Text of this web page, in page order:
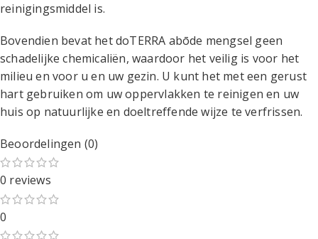
reinigingsmiddel is.
Bovendien bevat het doTERRA abōde mengsel geen
schadelijke chemicaliën, waardoor het veilig is voor het
milieu en voor u en uw gezin. U kunt het met een gerust
hart gebruiken om uw oppervlakken te reinigen en uw
huis op natuurlijke en doeltreffende wijze te verfrissen.
Beoordelingen (0)
0 reviews
0